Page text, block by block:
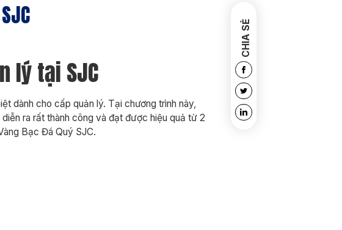
lý tại SJC
dành cho cấp quản lý. Tại chương trình này,
ra rất thành công và đạt được hiệu quả từ 2
Bạc Đá Quý SJC.
CHIA SẺ